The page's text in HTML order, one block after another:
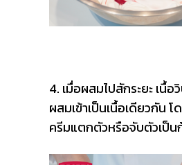
4. เมื่อผสมไปสักระยะ เนื้
ผสมเข้าเป็นเนื้อเดียวกัน โ
ครีมแตกตัวหรือจับตัวเป็น